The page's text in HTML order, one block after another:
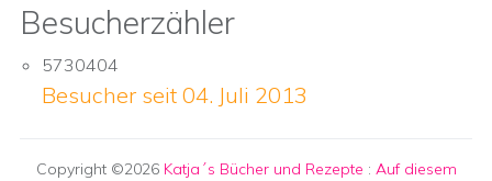
Besucherzähler
5730404
Besucher seit 04. Juli 2013
Copyright ©2026 Katja´s Bücher und Rezepte : Auf diesem